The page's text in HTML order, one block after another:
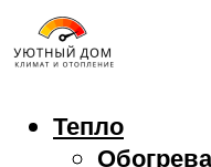
Тепло